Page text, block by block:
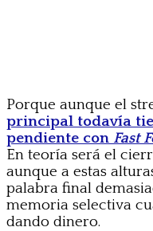
Porque aunque el
principal todavía
pendiente con Fast
En teoría será el
aunque a estas
palabra final
memoria selectiva
dando dinero.